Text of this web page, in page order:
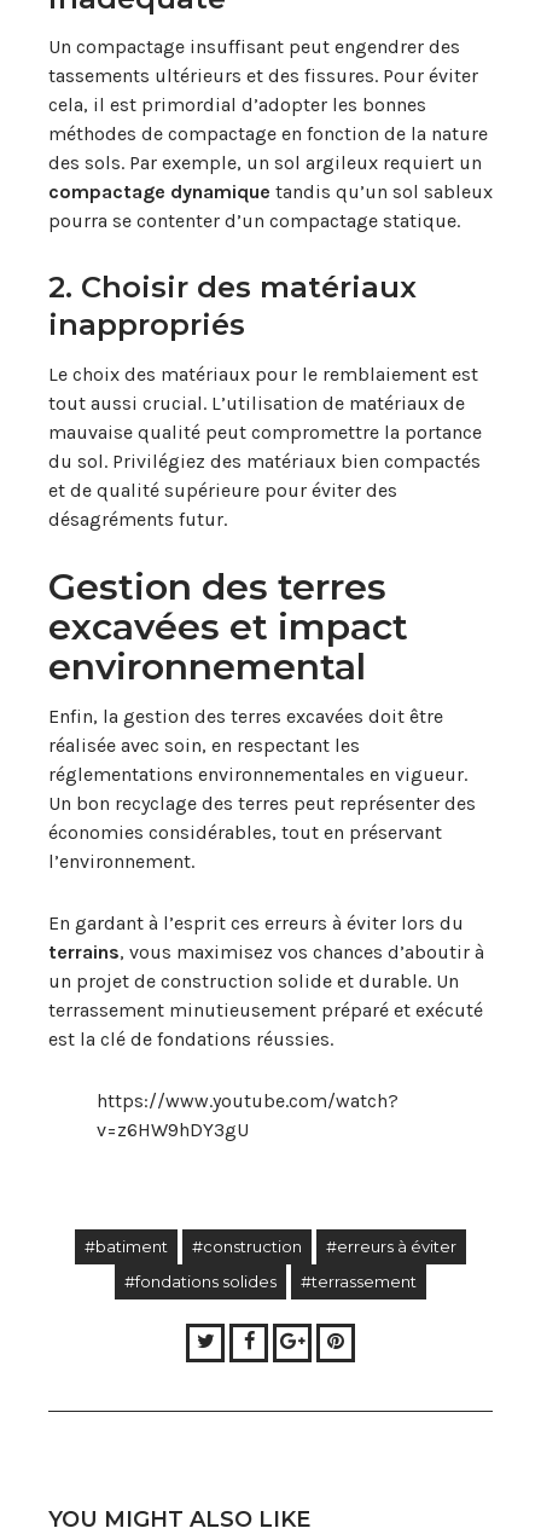
Un compactage insuffisant peut engendrer des
tassements ultérieurs et des fissures. Pour éviter
cela, il est primordial d’adopter les bonnes
méthodes de compactage en fonction de la nature
des sols. Par exemple, un sol argileux requiert un
compactage dynamique tandis qu’un sol sableux
pourra se contenter d’un compactage statique.
2. Choisir des matériaux
inappropriés
Le choix des matériaux pour le remblaiement est
tout aussi crucial. L’utilisation de matériaux de
mauvaise qualité peut compromettre la portance
du sol. Privilégiez des matériaux bien compactés
et de qualité supérieure pour éviter des
désagréments futur.
Gestion des terres
excavées et impact
environnemental
Enfin, la gestion des terres excavées doit être
réalisée avec soin, en respectant les
réglementations environnementales en vigueur.
Un bon recyclage des terres peut représenter des
économies considérables, tout en préservant
l’environnement.
En gardant à l’esprit ces erreurs à éviter lors du
terrains, vous maximisez vos chances d’aboutir à
un projet de construction solide et durable. Un
terrassement minutieusement préparé et exécuté
est la clé de fondations réussies.
https://www.youtube.com/watch?
v=z6HW9hDY3gU
#batiment #construction
#erreurs à éviter
#fondations solides
#terrassement
TwitterFacebook
Google+Pinterest
YOU MIGHT ALSO LIKE